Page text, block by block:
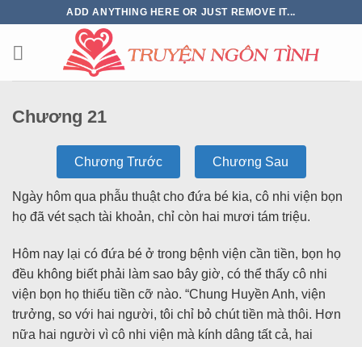
ADD ANYTHING HERE OR JUST REMOVE IT...
Chương 21
Chương Trước Chương Sau
Ngày hôm qua phẫu thuật cho đứa bé kia, cô nhi viện bọn
họ đã vét sạch tài khoản, chỉ còn hai mươi tám triệu.
Hôm nay lại có đứa bé ở trong bệnh viện cần tiền, bọn họ
đều không biết phải làm sao bây giờ, có thể thấy cô nhi
viện bọn họ thiếu tiền cỡ nào. “Chung Huyền Anh, viện
trưởng, so với hai người, tôi chỉ bỏ chút tiền mà thôi. Hơn
nữa hai người vì cô nhi viện mà kính dâng tất cả, hai